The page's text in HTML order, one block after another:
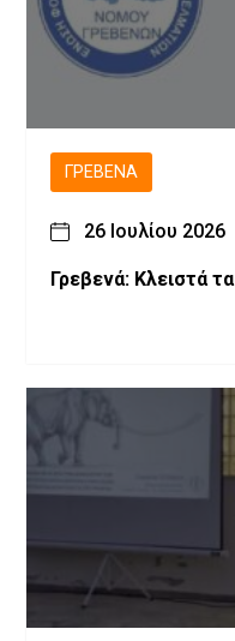
ΓΡΕΒΕΝΆ
26 Ιουλίου 2026
Γρεβενά: Κλειστά